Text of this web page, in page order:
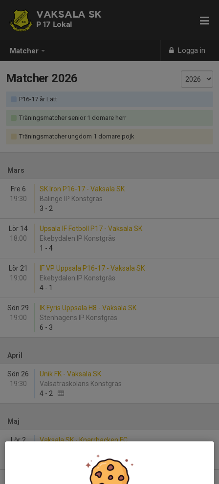
Matcher Logga in
VAKSALA SK
P 17 Lokal
Matcher 2026
P16-17 år Lätt
Träningsmatcher senior 1 domare herr
Träningsmatcher ungdom 1 domare pojk
Mars
Fre 6
19:30
SK Iron P16-17 - Vaksala SK
Bälinge IP Konstgräs
3 - 2
Lör 14
18:00
Upsala IF Fotboll P17 - Vaksala SK
Ekebydalen IP Konstgräs
1 - 4
Lör 21
19:00
IF VP Uppsala P16-17 - Vaksala SK
Ekebydalen IP Konstgräs
4 - 1
Sön 29
19:00
IK Fyris Uppsala H8 - Vaksala SK
Stenhagens IP Konstgräs
6 - 3
April
Sön 26
19:30
Unik FK - Vaksala SK
Valsätraskolans Konstgräs
4 - 2
Maj
Lör 2
Vaksala SK - Knarrbacken FC
Vaksala SK - Storvreta IK